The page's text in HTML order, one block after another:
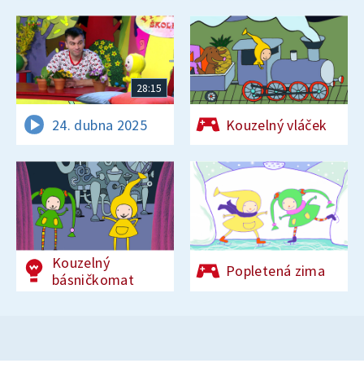
28:15
24. dubna 2025 Kouzelný vláček
Kouzelný
básničkomat
Popletená zima